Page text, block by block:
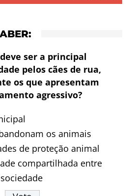
ser a principal
pelos cães de rua,
os que apresentam
agressivo?
os animais
de proteção animal
compartilhada entre